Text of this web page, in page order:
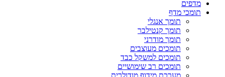
מדפים
תומכי מדף
תומך אנגלי
תומך קנטילבר
תומך מודרני
תומכים מעוצבים
תומכים למשקל כבד
תומכים רב שימושיים
מערכת מידוף מודולרית